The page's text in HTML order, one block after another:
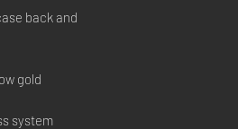
back and
gold
system